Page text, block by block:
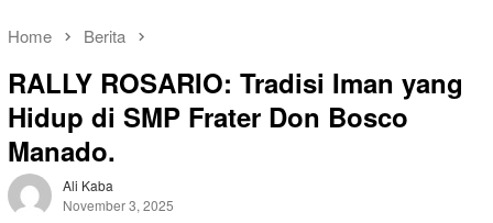
Home Berita
RALLY ROSARIO: Tradisi Iman yang
Hidup di SMP Frater Don Bosco
Manado.
Ali Kaba
November 3, 2025